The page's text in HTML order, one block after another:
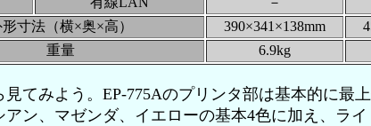
寸法（横×奥×高）
390×341×138mm
重量
6.9kg
てみよう。EP-775Aのプリンタ部は基本的に最
ン、マゼンダ、イエローの基本4色に加え、ラ